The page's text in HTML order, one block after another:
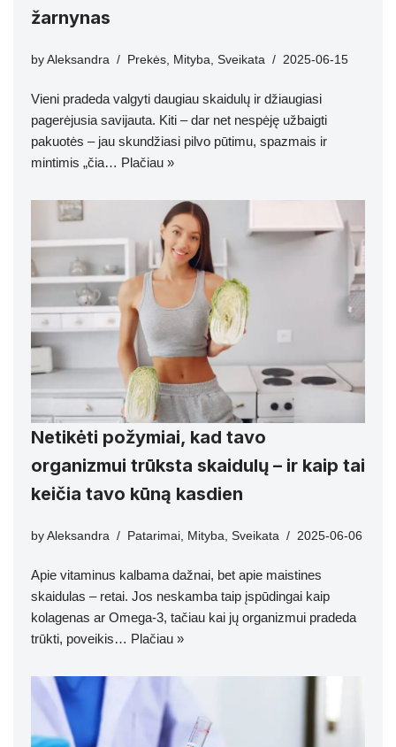
žarnynas
by Aleksandra Prekės Mityba Sveikata 2025-06-15
Vieni pradeda valgyti daugiau skaidulų ir džiaugiasi
pagerėjusia savijauta. Kiti – dar net nespėję užbaigti
pakuotės – jau skundžiasi pilvo pūtimu, spazmais ir
mintimis „čia… Plačiau »
Netikėti požymiai, kad tavo
organizmui trūksta skaidulų – ir kaip tai
keičia tavo kūną kasdien
by Aleksandra Patarimai Mityba Sveikata 2025-06-06
Apie vitaminus kalbama dažnai, bet apie maistines
skaidulas – retai. Jos neskamba taip įspūdingai kaip
kolagenas ar Omega-3, tačiau kai jų organizmui pradeda
trūkti, poveikis… Plačiau »